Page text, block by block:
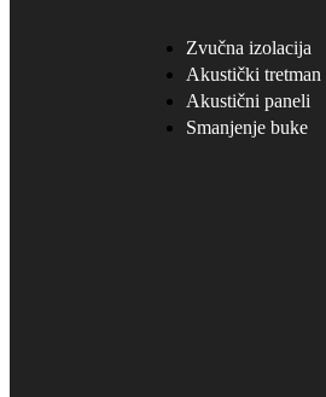
Zvučna izolacija
Akustički tretman
Akustični paneli
Smanjenje buke